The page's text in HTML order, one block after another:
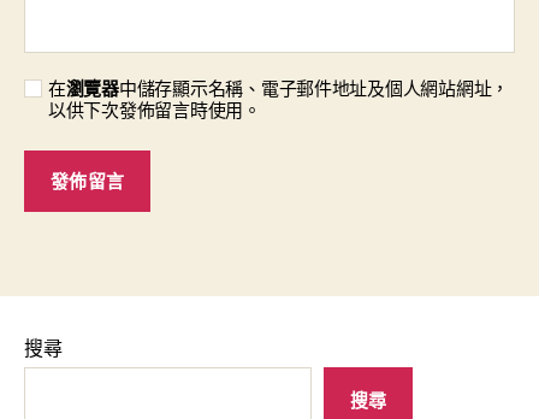
在瀏覽器中儲存顯示名稱、電子郵件地址及個人網站網址，
以供下次發佈留言時使用。
搜尋
搜尋